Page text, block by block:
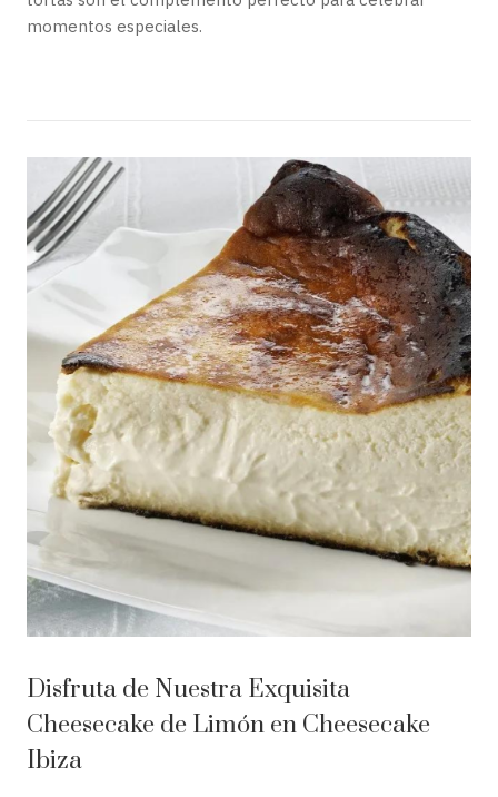
momentos especiales.
Disfruta de Nuestra Exquisita
Cheesecake de Limón en Cheesecake
Ibiza